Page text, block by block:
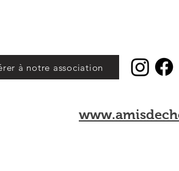
à notre association